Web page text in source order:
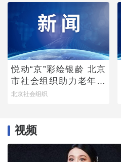
悦动“京”彩绘银龄 北京
市社会组织助力老年学
堂公益项目稳步推进
北京社会组织
视频